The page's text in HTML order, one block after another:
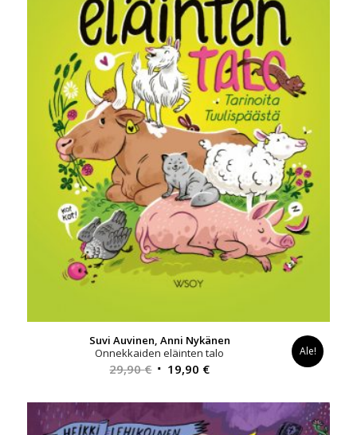
Suvi Auvinen, Anni Nykänen
Onnekkaiden eläinten talo
29,90€ Alkuperäinen
oli:
29,90 €.
19,90 €Nykyinen
on:
19,90 €.
Ale!